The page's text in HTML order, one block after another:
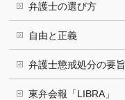
弁護士の選び方
自由と正義
弁護士懲戒処分の要旨
東弁会報「LIBRA」